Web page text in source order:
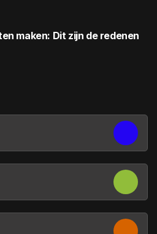
maken: Dit zijn de redenen